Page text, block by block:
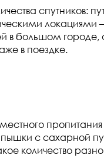
спутников:
в большом
в поездке.
местного
с сахарной
количество